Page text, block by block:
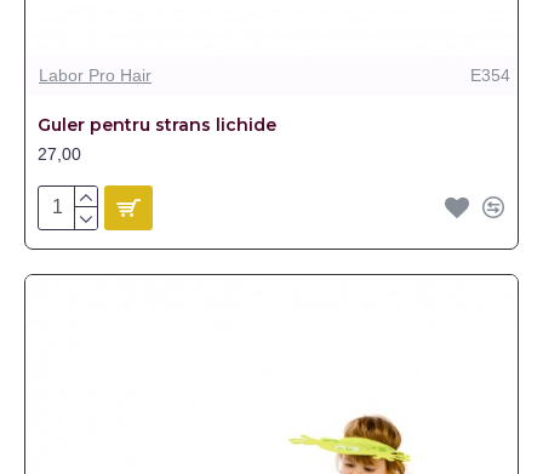
Labor Pro Hair E354
Guler pentru strans lichide
27,00